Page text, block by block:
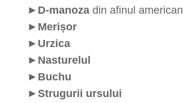
► D-manoza din afinul american
► Merișor
►Urzica
►Nasturelul
►Buchu
►Strugurii ursului